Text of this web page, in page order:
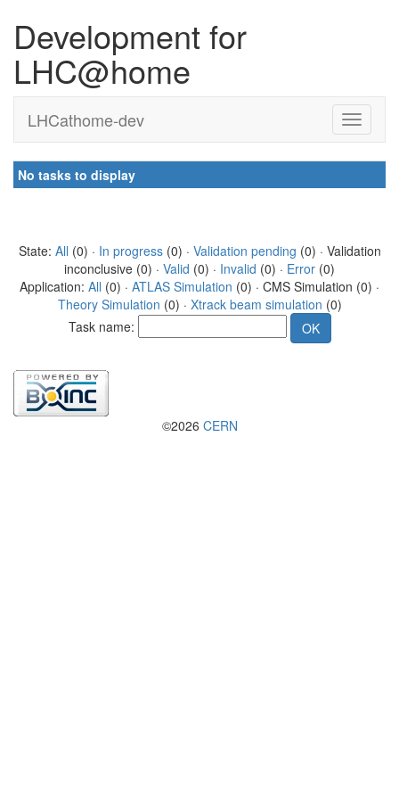
Development for
LHC@home
LHCathome-dev
No tasks to display
State: All (0) · In progress(0) · Validation pending (0) · Validation
inconclusive (0) · Valid (0) · Invalid (0) · Error (0)
Application: All (0) · ATLAS Simulation (0) · CMS Simulation (0) ·
Theory Simulation (0) · Xtrack beam simulation (0)
Task name:
©2026 CERN